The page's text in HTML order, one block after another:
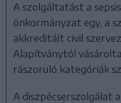
A szolgáltatást a
önkormányzat egy, a
akkreditált civil
Alapítványtól
rászoruló kategóriák
A diszpécserszolgálat